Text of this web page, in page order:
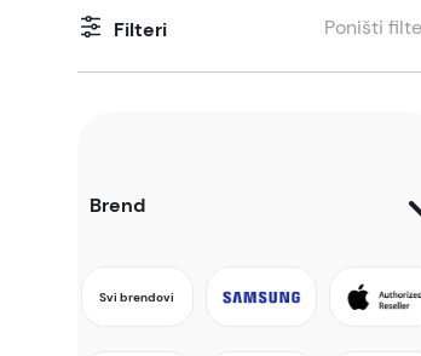
Filteri Poništi
Brend
Svi brendovi